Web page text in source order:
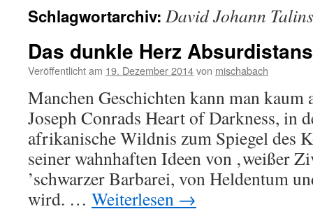
Schlagwortarchiv: David Johann
Das dunkle Herz Absurdistans
Veröffentlicht am 19. Dezember 2014von mischabach
Manchen Geschichten kann man kaum
Joseph Conrads Heart of Darkness, in
afrikanische Wildnis zum Spiegel des
seiner wahnhaften Ideen von ‚weißer
’schwarzer Barbarei, von Heldentum
wird. … Weiterlesen →